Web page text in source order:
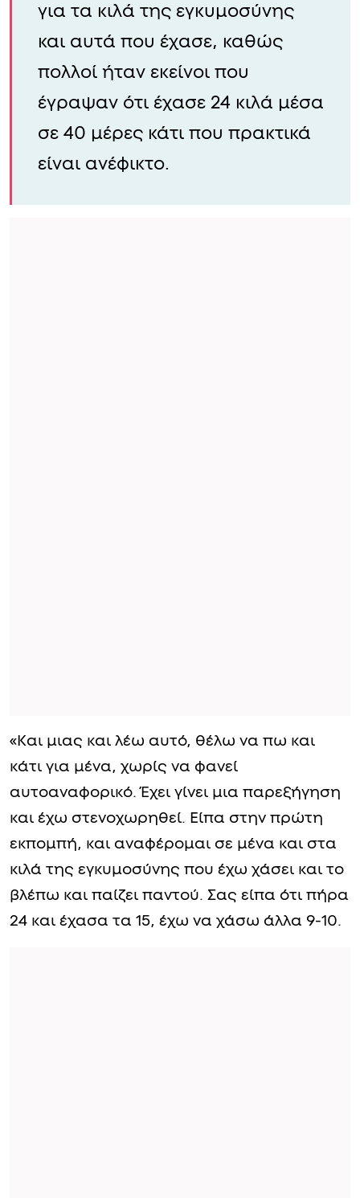
για τα κιλά της εγκυμοσύνης
και αυτά που έχασε, καθώς
πολλοί ήταν εκείνοι που
έγραψαν ότι έχασε 24 κιλά μέσα
σε 40 μέρες κάτι που πρακτικά
είναι ανέφικτο.
«Και μιας και λέω αυτό, θέλω να πω και
κάτι για μένα, χωρίς να φανεί
αυτοαναφορικό. Έχει γίνει μια παρεξήγηση
και έχω στενοχωρηθεί. Είπα στην πρώτη
εκπομπή, και αναφέρομαι σε μένα και στα
κιλά της εγκυμοσύνης που έχω χάσει και το
βλέπω και παίζει παντού. Σας είπα ότι πήρα
24 και έχασα τα 15, έχω να χάσω άλλα 9-10.